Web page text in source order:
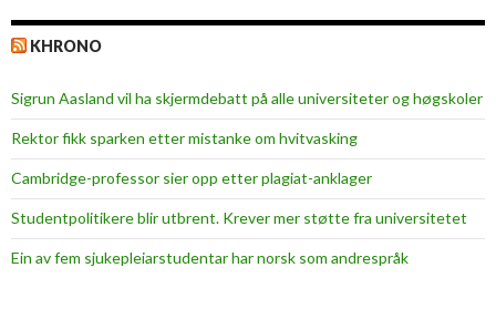
KHRONO
Sigrun Aasland vil ha skjerm­debatt på alle universiteter og høgskoler
Rektor fikk sparken etter mistanke om hvitvasking
Cambridge-professor sier opp etter plagiat-anklager
Studentpolitikere blir utbrent. Krever mer støtte fra universitetet
Ein av fem sjukepleiar­studentar har norsk som andrespråk